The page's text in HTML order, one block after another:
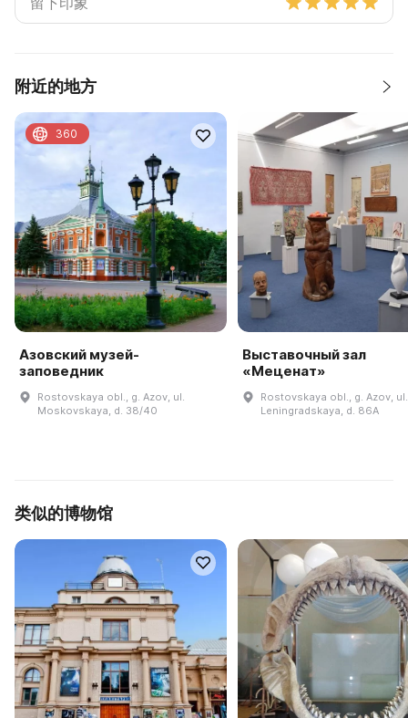
附近的地方
Азовский музей-
заповедник
Rostovskaya obl., g. Azov, ul.
Moskovskaya, d. 38/40
360
Выставочный зал
«Меценат»
Rostovskaya obl., g. Azov, ul.
Leningradskaya, d. 86A
类似的博物馆